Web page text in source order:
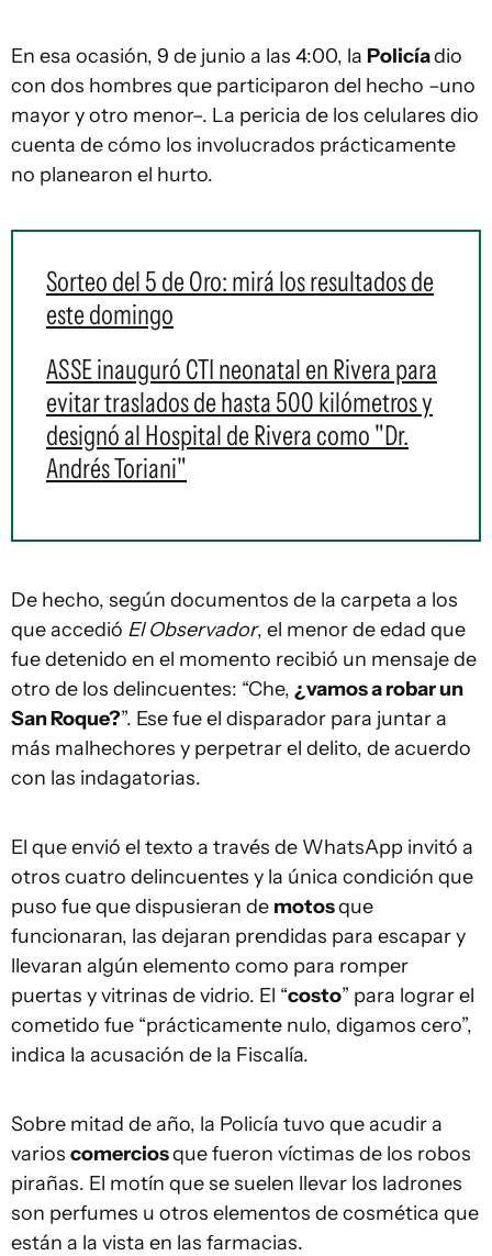
En esa ocasión, 9 de junio a las 4:00, la Policíadio
con dos hombres que participaron del hecho –uno
mayor y otro menor–. La pericia de los celulares dio
cuenta de cómo los involucrados prácticamente
no planearon el hurto.
Sorteo del 5 de Oro: mirá los resultados de
este domingo
ASSE inauguró CTI neonatal en Rivera para
evitar traslados de hasta 500 kilómetros y
designó al Hospital de Rivera como "Dr.
Andrés Toriani"
De hecho, según documentos de la carpeta a los
que accedió El Observador, el menor de edad que
fue detenido en el momento recibió un mensaje de
otro de los delincuentes: “Che, ¿vamos a robar un
San Roque?”. Ese fue el disparador para juntar a
más malhechores y perpetrar el delito, de acuerdo
con las indagatorias.
El que envió el texto a través de WhatsApp invitó a
otros cuatro delincuentes y la única condición que
puso fue que dispusieran de motosque
funcionaran, las dejaran prendidas para escapar y
llevaran algún elemento como para romper
puertas y vitrinas de vidrio. El “costo” para lograr el
cometido fue “prácticamente nulo, digamos cero”,
indica la acusación de la Fiscalía.
Sobre mitad de año, la Policía tuvo que acudir a
varios comerciosque fueron víctimas de los robos
pirañas. El motín que se suelen llevar los ladrones
son perfumes u otros elementos de cosmética que
están a la vista en las farmacias.